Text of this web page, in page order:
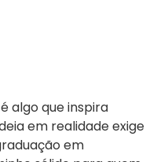
algo que inspira
em realidade exige
em